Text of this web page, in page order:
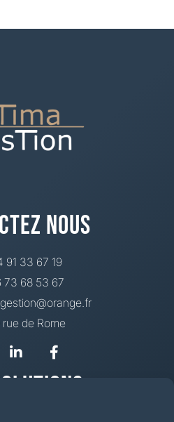
Nous
91 33 67 19
73 68 53 67
rue de Rome